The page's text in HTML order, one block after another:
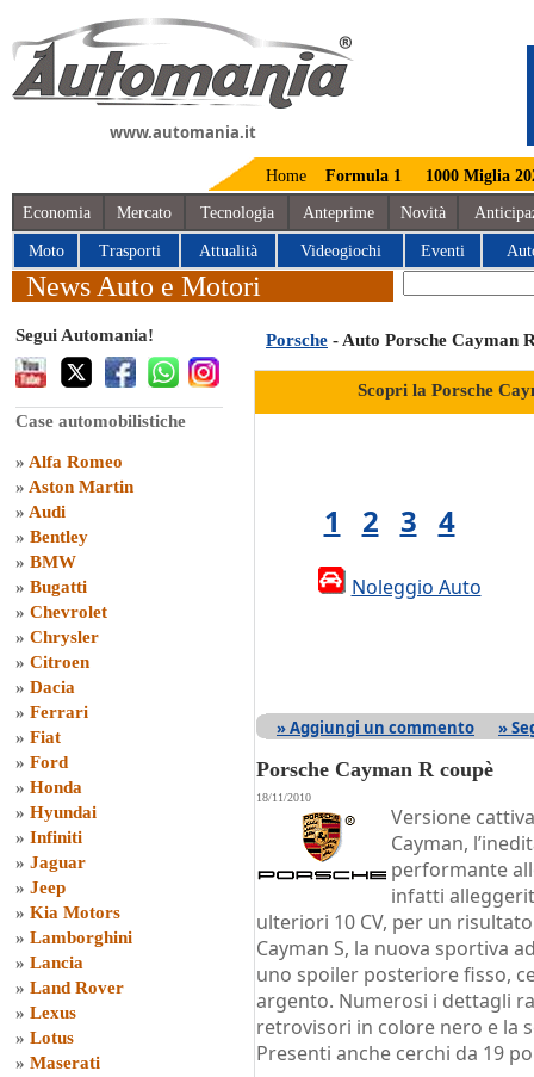
www.automania.it
Home Formula 1 1000 Miglia
Economia Mercato Tecnologia Anteprime Novità
Moto Trasporti Attualità Videogiochi Eventi
News Auto e Motori
Segui Automania!
Case automobilistiche
» Alfa Romeo
» Aston Martin
» Audi
» Bentley
» BMW
» Bugatti
» Chevrolet
» Chrysler
» Citroen
» Dacia
» Ferrari
» Fiat
» Ford
» Honda
» Hyundai
» Infiniti
» Jaguar
» Jeep
» Kia Motors
» Lamborghini
» Lancia
» Land Rover
» Lexus
» Lotus
» Maserati
Porsche - Auto Porsche Cayman
Scopri la Porsche
1 2 3 4
Noleggio Auto
» Aggiungi un commento »
Porsche Cayman R coupè
18/11/2010
Versione
Cayman,
performante
infatti
ulteriori 10 CV, per un
Cayman S, la nuova sportiva
uno spoiler posteriore fisso,
argento. Numerosi i dettagli
retrovisori in colore nero e la
Presenti anche cerchi da 19